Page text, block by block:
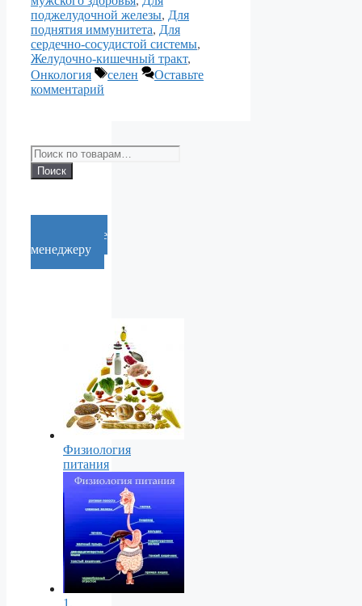
поджелудочной железы, Для
поднятия иммунитета, Для
сердечно-сосудистой системы,
Желудочно-кишечный тракт,
Онкология
Метки
селен
Оставьте
комментарий
Искать:
Поиск
Cообщение
менеджеру
Физиология
питания
1.